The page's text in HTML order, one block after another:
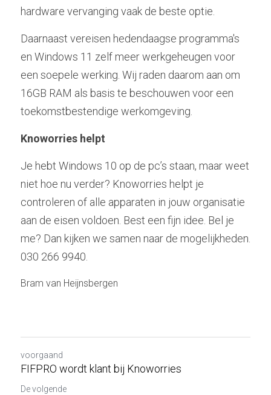
hardware vervanging vaak de beste optie.
Daarnaast vereisen hedendaagse programma's
en Windows 11 zelf meer werkgeheugen voor
een soepele werking. Wij raden daarom aan om
16GB RAM als basis te beschouwen voor een
toekomstbestendige werkomgeving.
Knoworries helpt
Je hebt Windows 10 op de pc’s staan, maar weet
niet hoe nu verder? Knoworries helpt je
controleren of alle apparaten in jouw organisatie
aan de eisen voldoen. Best een fijn idee. Bel je
me? Dan kijken we samen naar de mogelijkheden.
030 266 9940.
Bram van Heijnsbergen
voorgaand
FIFPRO wordt klant bij Knoworries
De volgende